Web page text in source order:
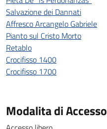
Salvazione dei Dannati
Affresco Arcangelo Gabriele
Pianto sul Cristo Morto
Retablo
Crocifisso 1400
Crocifisso 1700
Modalita di Accesso